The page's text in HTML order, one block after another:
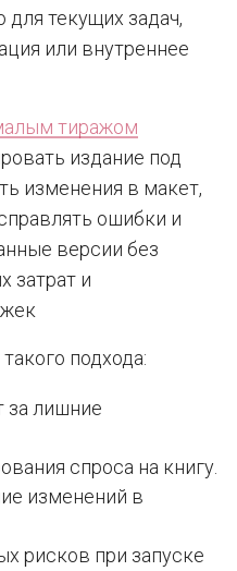
текущих задач,
или внутреннее
тиражом
издание под
изменения в макет,
ошибки и
версии без
затрат и
подхода:
за лишние
спроса на книгу.
изменений в
рисков при запуске